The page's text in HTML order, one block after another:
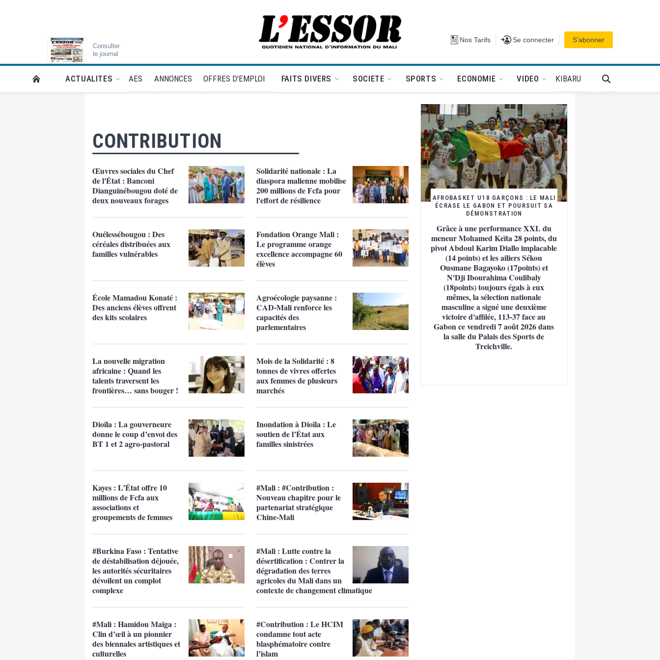
Consulter
le journal
L'Essor - retour à la une Nos Tarifs Se connecter
Se connecter S’abonner
RETOUR À LA PAGE D’ACCUEIL DE L'ESSOR
ACTUALITES AES ANNONCES OFFRES D'EMPLOI FAITS DIVERS SOCIETE SPORTS ECONOMIE VIDEO KIBARU
CONTRIBUTION
AFROBASKET U18 GARÇONS : LE MALI
ÉCRASE LE GABON ET POURSUIT SA
DÉMONSTRATION
Grâce à une performance XXL du
meneur Mohamed Keïta 28 points, du
pivot Abdoul Karim Diallo implacable
(14 points) et les ailiers Sékou
Ousmane Bagayoko (17points) et
N'Dji Ibourahima Coulibaly
(18points) toujours égals à eux
mêmes, la sélection nationale
masculine a signé une deuxième
victoire d'affilée, 113-37 face au
Gabon ce vendredi 7 août 2026 dans
la salle du Palais des Sports de
Treichville.
Œuvres sociales du Chef
de l'État : Banconi
Dianguinébougou doté de
deux nouveaux forages
Solidarité nationale : La
diaspora malienne mobilise
200 millions de Fcfa pour
l'effort de résilience
Ouélessébougou : Des
céréales distribuées aux
familles vulnérables
Fondation Orange Mali :
Le programme orange
excellence accompagne 60
élèves
École Mamadou Konaté :
Des anciens élèves offrent
des kits scolaires
Agroécologie paysanne :
CAD-Mali renforce les
capacités des
parlementaires
La nouvelle migration
africaine : Quand les
talents traversent les
frontières… sans bouger !
Mois de la Solidarité : 8
tonnes de vivres offertes
aux femmes de plusieurs
marchés
Dioïla : La gouverneure
donne le coup d’envoi des
BT 1 et 2 agro-pastoral
Inondation à Dioïla : Le
soutien de l’État aux
familles sinistrées
Kayes : L’État offre 10
millions de Fcfa aux
associations et
groupements de femmes
#Mali : #Contribution :
Nouveau chapitre pour le
partenariat stratégique
Chine-Mali
#Burkina Faso : Tentative
de déstabilisation déjouée,
les autorités sécuritaires
dévoilent un complot
complexe
#Mali : Lutte contre la
désertification : Contrer la
dégradation des terres
agricoles du Mali dans un
contexte de changement climatique
#Mali : Hamidou Maïga :
Clin d’œil à un pionnier
des biennales artistiques et
culturelles
#Contribution : Le HCIM
condamne tout acte
blasphématoire contre
l’islam